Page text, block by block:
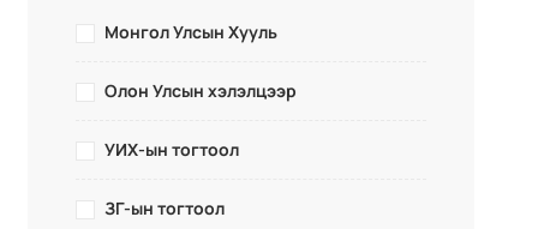
Монгол Улсын Хууль
Олон Улсын хэлэлцээр
УИХ-ын тогтоол
ЗГ-ын тогтоол